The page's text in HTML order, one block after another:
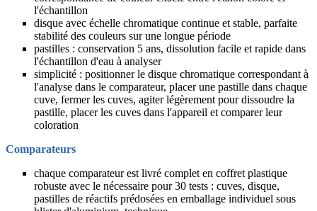
l'échantillon
disque avec échelle chromatique continue et stable, parfaite
stabilité des couleurs sur une longue période
pastilles : conservation 5 ans, dissolution facile et rapide dans
l'échantillon d'eau à analyser
simplicité : positionner le disque chromatique correspondant à
l'analyse dans le comparateur, placer une pastille dans chaque
cuve, fermer les cuves, agiter légèrement pour dissoudre la
pastille, placer les cuves dans l'appareil et comparer leur
coloration
Comparateurs
chaque comparateur est livré complet en coffret plastique
robuste avec le nécessaire pour 30 tests : cuves, disque,
pastilles de réactifs prédosées en emballage individuel sous